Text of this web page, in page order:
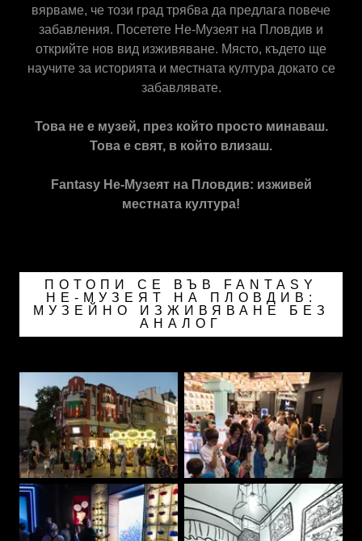
вярваме, че този град трябва да предлага повече
забавления. Посетете Не-Музеят на Пловдив и
открийте нов вид изживяване. Място, където ще
научите за историята и местната култура докато се
забавлявате.
Това не е музей, през който просто минаваш.
Това е свят, в който влизаш.
Fantasy Не-Музеят на Пловдив: изживей
местната култура!
ПОТОПИ СЕ ВЪВ FANTASY
НЕ-МУЗЕЯТ НА ПЛОВДИВ:
МУЗЕЙНО ИЗЖИВЯВАНЕ БЕЗ
АНАЛОГ